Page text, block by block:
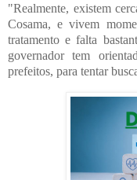
"Realmente, existem
Cosama, e vivem
tratamento e falta
governador tem
prefeitos, para tentar